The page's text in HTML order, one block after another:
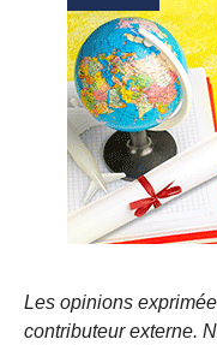
Les opinions
contributeur externe.